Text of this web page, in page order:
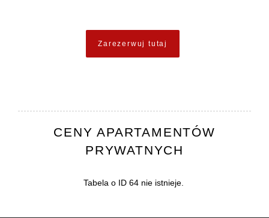
Zarezerwuj tutaj
CENY APARTAMENTÓW
PRYWATNYCH
Tabela o ID 64 nie istnieje.